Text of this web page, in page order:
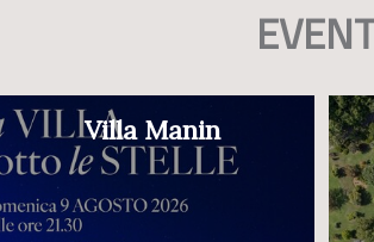
Villa Manin